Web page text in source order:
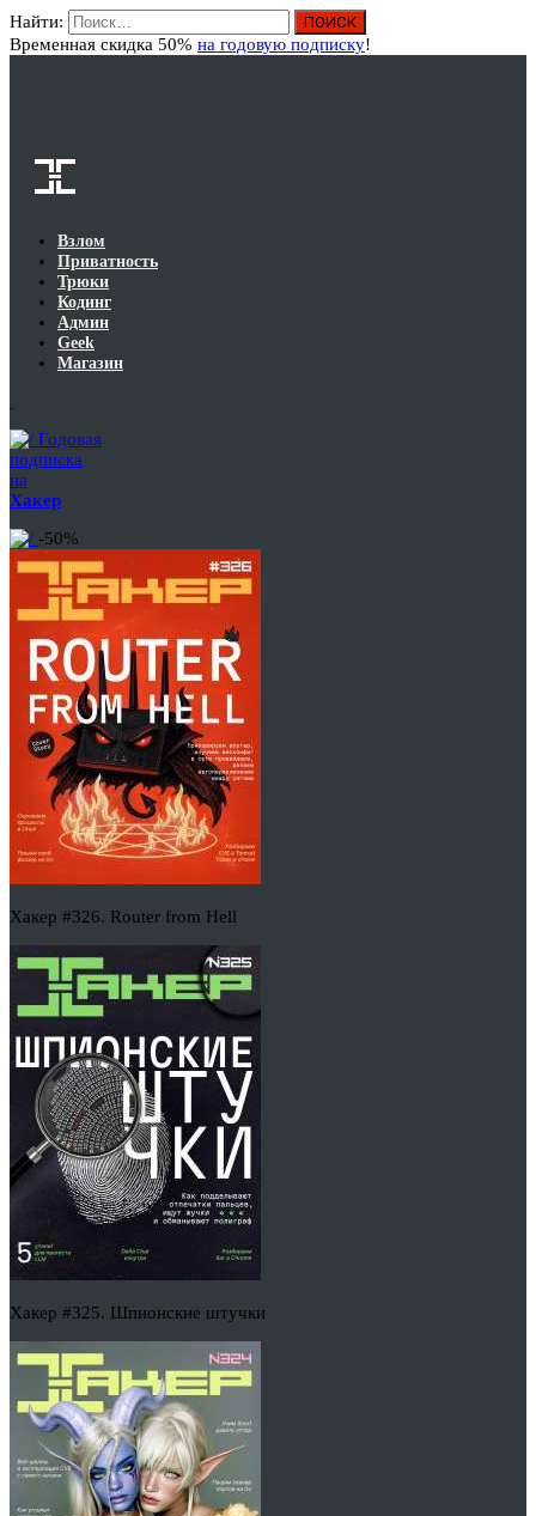
Найти:
Временная скидка 50% на годовую подписку!
Взлом
Приватность
Трюки
Кодинг
Админ
Geek
Магазин
Годовая
подписка
на
Хакер
-50%
Хакер #326. Router from Hell
Хакер #325. Шпионские штучки